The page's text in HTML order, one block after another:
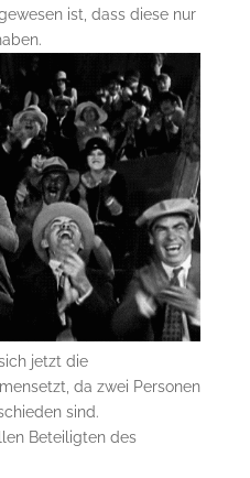
ist, dass diese nur
jetzt die
da zwei Personen
sind.
Beteiligten des